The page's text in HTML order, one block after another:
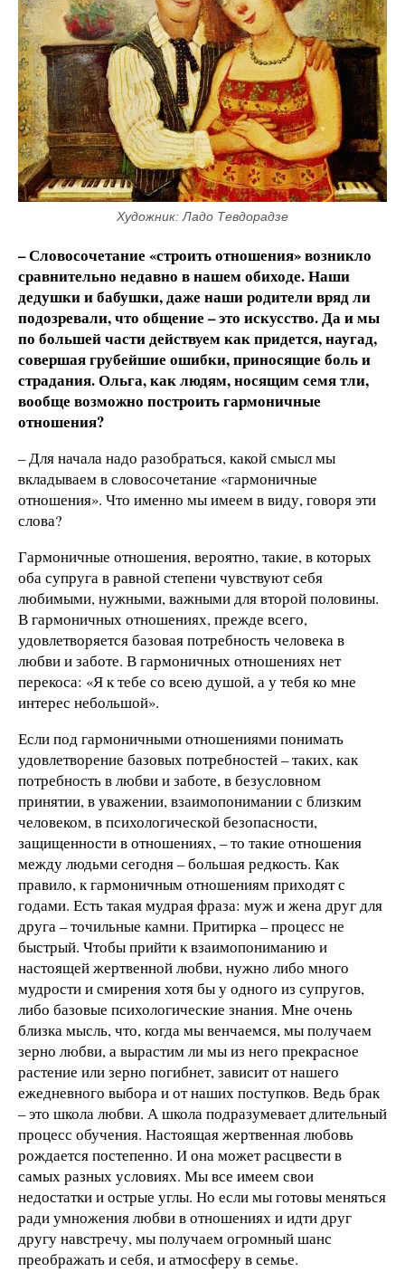
Художник: Ладо Тевдорадзе
– Словосочетание «строить отношения» возникло
сравнительно недавно в нашем обиходе. Наши
дедушки и бабушки, даже наши родители вряд ли
подозревали, что общение – это искусство. Да и мы
по большей части действуем как придется, наугад,
совершая грубейшие ошибки, приносящие боль и
страдания. Ольга, как людям, носящим семя тли,
вообще возможно построить гармоничные
отношения?
– Для начала надо разобраться, какой смысл мы
вкладываем в словосочетание «гармоничные
отношения». Что именно мы имеем в виду, говоря эти
слова?
Гармоничные отношения, вероятно, такие, в которых
оба супруга в равной степени чувствуют себя
любимыми, нужными, важными для второй половины.
В гармоничных отношениях, прежде всего,
удовлетворяется базовая потребность человека в
любви и заботе. В гармоничных отношениях нет
перекоса: «Я к тебе со всею душой, а у тебя ко мне
интерес небольшой».
Если под гармоничными отношениями понимать
удовлетворение базовых потребностей – таких, как
потребность в любви и заботе, в безусловном
принятии, в уважении, взаимопонимании с близким
человеком, в психологической безопасности,
защищенности в отношениях, – то такие отношения
между людьми сегодня – большая редкость. Как
правило, к гармоничным отношениям приходят с
годами. Есть такая мудрая фраза: муж и жена друг для
друга – точильные камни. Притирка – процесс не
быстрый. Чтобы прийти к взаимопониманию и
настоящей жертвенной любви, нужно либо много
мудрости и смирения хотя бы у одного из супругов,
либо базовые психологические знания. Мне очень
близка мысль, что, когда мы венчаемся, мы получаем
зерно любви, а вырастим ли мы из него прекрасное
растение или зерно погибнет, зависит от нашего
ежедневного выбора и от наших поступков. Ведь брак
– это школа любви. А школа подразумевает длительный
процесс обучения. Настоящая жертвенная любовь
рождается постепенно. И она может расцвести в
самых разных условиях. Мы все имеем свои
недостатки и острые углы. Но если мы готовы меняться
ради умножения любви в отношениях и идти друг
другу навстречу, мы получаем огромный шанс
преображать и себя, и атмосферу в семье.